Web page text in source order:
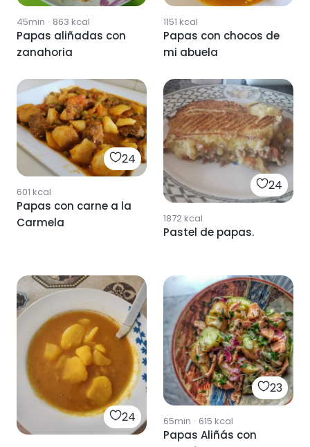
45min · 863 kcal
Papas aliñadas con
zanahoria
1151 kcal
Papas con chocos de
mi abuela
24
601 kcal
Papas con carne a la
Carmela
24
1872kcal
Pastel de papas.
24
23
65min · 615 kcal
Papas Aliñás con